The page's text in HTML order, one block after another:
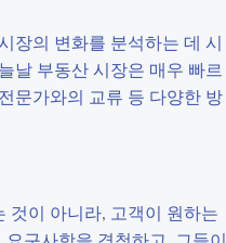
장의 변화를 분석하는 데 시
날 부동산 시장은 매우 빠르
문가와의 교류 등 다양한 방
것이 아니라, 고객이 원하는